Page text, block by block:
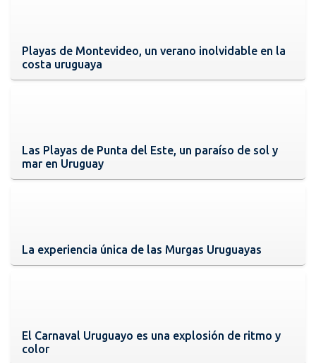
Playas de Montevideo, un verano inolvidable en la
costa uruguaya
Las Playas de Punta del Este, un paraíso de sol y
mar en Uruguay
La experiencia única de las Murgas Uruguayas
El Carnaval Uruguayo es una explosión de ritmo y
color